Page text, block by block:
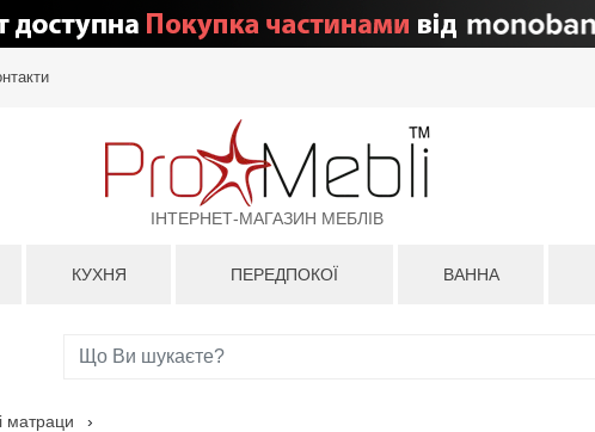
ІНТЕРНЕТ-МАГАЗИН МЕБЛІВ
КУХНЯ ПЕРЕДПОКОЇ ВАННА
матраци ›